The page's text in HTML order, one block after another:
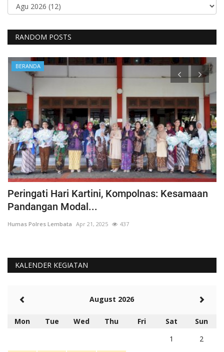
RANDOM POSTS
BERANDA
Peringati Hari Kartini, Kompolnas: Kesamaan
Pandangan Modal...
Humas Polres Lembata Apr 21, 2025 437
KALENDER KEGIATAN
August 2026
Mon Tue Wed Thu Fri Sat
Sun
1
2